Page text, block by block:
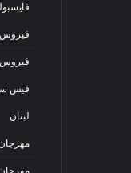
فيروس
فيروس
قيس
لبنان